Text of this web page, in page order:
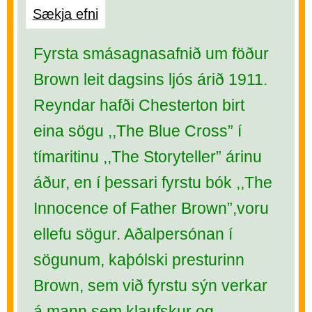
Sækja efni
Fyrsta smásagnasafnið um föður
Brown leit dagsins ljós árið 1911.
Reyndar hafði Chesterton birt
eina sögu ,,The Blue Cross” í
tímaritinu ,,The Storyteller” árinu
áður, en í þessari fyrstu bók ,,The
Innocence of Father Brown”,voru
ellefu sögur. Aðalpersónan í
sögunum, kaþólski presturinn
Brown, sem við fyrstu sýn verkar